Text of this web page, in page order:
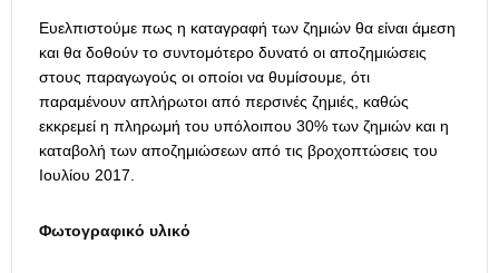
Ευελπιστούμε πως η καταγραφή των ζημιών θα είναι άμεση
και θα δοθούν το συντομότερο δυνατό οι αποζημιώσεις
στους παραγωγούς οι οποίοι να θυμίσουμε, ότι
παραμένουν απλήρωτοι από περσινές ζημιές, καθώς
εκκρεμεί η πληρωμή του υπόλοιπου 30% των ζημιών και η
καταβολή των αποζημιώσεων από τις βροχοπτώσεις του
Ιουλίου 2017.
Φωτογραφικό υλικό